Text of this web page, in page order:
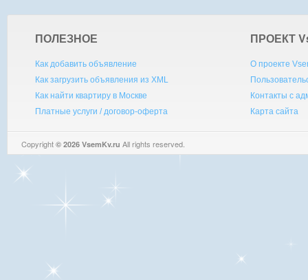
ПОЛЕЗНОЕ
Как добавить объявление
Как загрузить объявления из XML
Как найти квартиру в Москве
Платные услуги / договор-оферта
ПРОЕКТ V
О проекте
Контакты с
Карта сайта
Copyright © 2026 VsemKv.ru All rights reserved.